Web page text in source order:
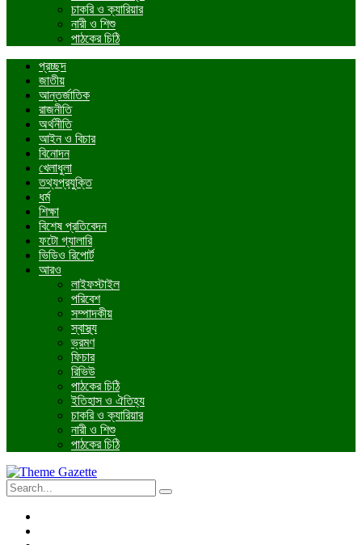
চাকরি ও ক্যারিয়ার
নারী ও শিশু
পাঠকের চিঠি
প্রচ্ছদ
জাতীয়
আন্তর্জাতিক
রাজনীতি
অর্থনীতি
আইন ও বিচার
বিনোদন
খেলাধুলা
তথ্যপ্রযুক্তি
ধর্ম
শিক্ষা
বিশেষ প্রতিবেদন
ফটো গ্যালারি
ভিডিও রিপোর্ট
আরও
লাইফস্টাইল
পরিবেশ
সম্পাদকীয়
স্বাস্থ্য
ভ্রমণ
ফিচার
রিভিউ
পাঠকের চিঠি
ইতিহাস ও ঐতিহ্য
চাকরি ও ক্যারিয়ার
নারী ও শিশু
পাঠকের চিঠি